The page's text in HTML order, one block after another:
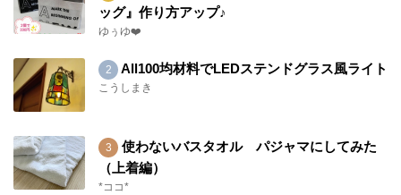
ッグ』作り方アップ♪
ゆぅゆ❤️
All100均材料でLEDステンドグラス風ライト
こうしまき
使わないバスタオル パジャマにしてみた
（上着編）
*ココ*